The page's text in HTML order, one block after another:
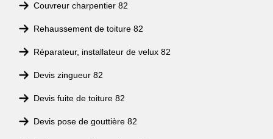
Couvreur charpentier 82
Rehaussement de toiture 82
Réparateur, installateur de velux 82
Devis zingueur 82
Devis fuite de toiture 82
Devis pose de gouttière 82